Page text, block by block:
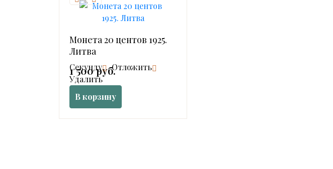
Монета 20 центов 1925.
Литва
1 500 руб.
Cекунду
Отложить
Удалить
В корзину